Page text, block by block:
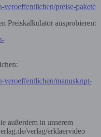
preise-pakete
Preiskalkulator ausprobieren:
veroeffentlichen/manuskript-
außerdem in unserem
verlag/erklaervideo